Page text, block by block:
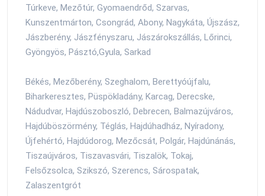
Túrkeve, Mezőtúr, Gyomaendrőd, Szarvas,
Kunszentmárton, Csongrád, Abony, Nagykáta, Újszász,
Jászberény, Jászfényszaru, Jászárokszállás, Lőrinci,
Gyöngyös, Pásztó,Gyula, Sarkad
Békés, Mezőberény, Szeghalom, Berettyóújfalu,
Biharkeresztes, Püspökladány, Karcag, Derecske,
Nádudvar, Hajdúszoboszló, Debrecen, Balmazújváros,
Hajdúböszörmény, Téglás, Hajdúhadház, Nyíradony,
Újfehértó, Hajdúdorog, Mezőcsát, Polgár, Hajdúnánás,
Tiszaújváros, Tiszavasvári, Tiszalök, Tokaj,
Felsőzsolca, Szikszó, Szerencs, Sárospatak,
Zalaszentgrót